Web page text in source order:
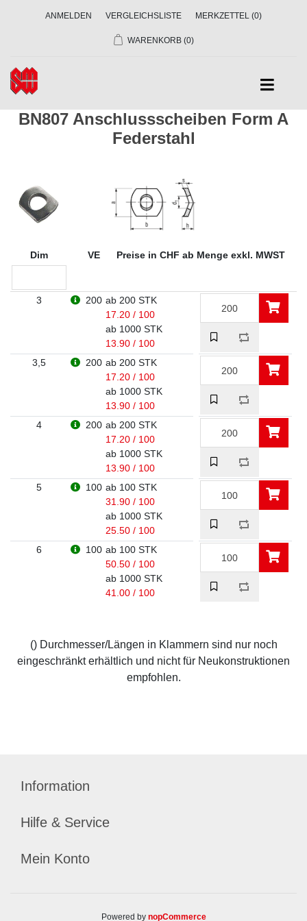
ANMELDEN VERGLEICHSLISTE MERKZETTEL (0)
WARENKORB (0)
BN807 Anschlussscheiben Form A
Federstahl
Dim VE Preise in CHF ab Menge exkl. MWST
3 200 ab 200 STK
17.20 / 100
ab 1000 STK
13.90 / 100
3,5
200 ab 200 STK
17.20 / 100
ab 1000 STK
13.90 / 100
4
200 ab 200 STK
17.20 / 100
ab 1000 STK
13.90 / 100
5
100 ab 100 STK
31.90 / 100
ab 1000 STK
25.50 / 100
6
100 ab 100 STK
50.50 / 100
ab 1000 STK
41.00 / 100
() Durchmesser/Längen in Klammern sind nur noch
eingeschränkt erhältlich und nicht für Neukonstruktionen
empfohlen.
Information
Hilfe & Service
Mein Konto
Powered by nopCommerce